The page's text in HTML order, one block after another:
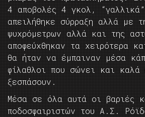
4 αποβολές 4 γκολ,
απειλήθηκε σύρραξη αλλά με
ψυχρόμετρων αλλά και της
αποφεύχθηκαν τα χειρότερα
θα ήταν να έμπαιναν μέσα
φίλαθλοι που σώνει και καλά
ξεσπάσουν.
Μέσα σε όλα αυτά οι βαριές
ποδοσφαιριστών του Α.Σ.